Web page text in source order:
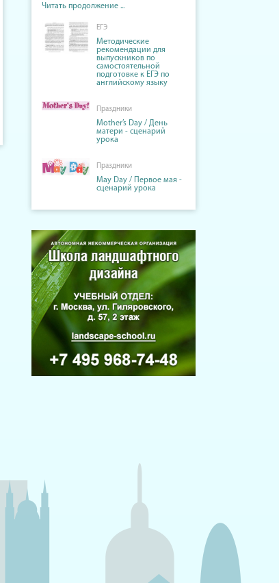
Читать продолжение ...
ЕГЭ
Методические
рекомендации для
выпускников по
самостоятельной
подготовке к ЕГЭ по
английскому языку
Праздники
Mother’s Day / День
матери - сценарий
урока
Праздники
May Day / Первое мая -
сценарий урока